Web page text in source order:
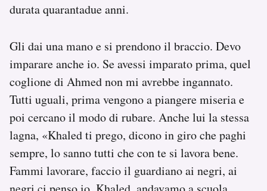
durata quarantadue anni.
Gli dai una mano e si prendono il braccio. Devo
imparare anche io. Se avessi imparato prima, quel
coglione di Ahmed non mi avrebbe ingannato.
Tutti uguali, prima vengono a piangere miseria e
poi cercano il modo di rubare. Anche lui la stessa
lagna, «Khaled ti prego, dicono in giro che paghi
sempre, lo sanno tutti che con te si lavora bene.
Fammi lavorare, faccio il guardiano ai negri, ai